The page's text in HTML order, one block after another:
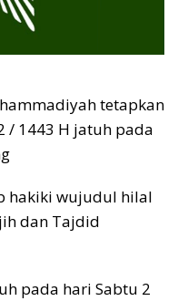
tetapkan
/ 1443 H jatuh pada
hakiki wujudul hilal
dan Tajdid
pada hari Sabtu 2